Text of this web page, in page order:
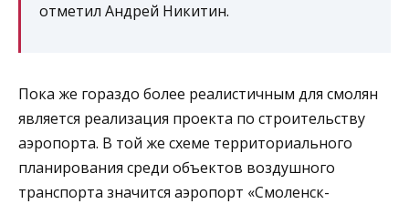
отметил Андрей Никитин.
Пока же гораздо более реалистичным для смолян
является реализация проекта по строительству
аэропорта. В той же схеме территориального
планирования среди объектов воздушного
транспорта значится аэропорт «Смоленск-